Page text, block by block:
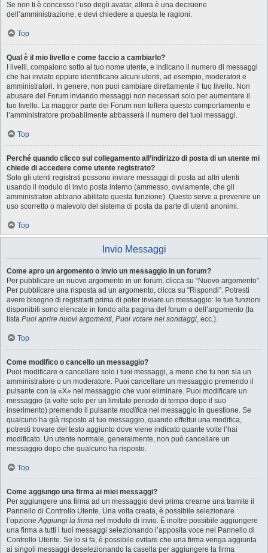
Se non ti è concesso l’uso degli avatar, allora è una decisione
dell’amministrazione, e devi chiedere a questa le ragioni.
Top
Qual è il mio livello e come faccio a cambiarlo?
I livelli, compaiono sotto al tuo nome utente, e indicano il numero di messaggi
che hai inviato oppure identificano alcuni utenti, ad esempio, moderatori e
amministratori. In genere, non puoi cambiare direttamente il tuo livello. Non
abusare del Forum inviando messaggi non necessari solo per aumentare il
tuo livello. La maggior parte dei Forum non tollera questo comportamento e
l’amministratore probabilmente abbasserà il numero dei tuoi messaggi.
Top
Perché quando clicco sul collegamento all’indirizzo di posta di un utente mi
chiede di accedere come utente registrato?
Solo gli utenti registrati possono inviare messaggi di posta ad altri utenti
usando il modulo di invio posta interno (ammesso, ovviamente, che gli
amministratori abbiano abilitato questa funzione). Questo serve a prevenire un
uso scorretto o malevolo del sistema di posta da parte di utenti anonimi.
Top
Invio Messaggi
Come apro un argomento o invio un messaggio in un forum?
Per pubblicare un nuovo argomento in un forum, clicca su “Nuovo argomento”.
Per pubblicare una risposta ad un argomento, clicca su “Rispondi”. Potresti
avere bisogno di registrarti prima di poter inviare un messaggio: le tue funzioni
disponibili sono elencate in fondo alla pagina del forum o dell’argomento (la
lista Puoi aprire nuovi argomenti, Puoi votare nei sondaggi, ecc.).
Top
Come modifico o cancello un messaggio?
Puoi modificare o cancellare solo i tuoi messaggi, a meno che tu non sia un
amministratore o un moderatore. Puoi cancellare un messaggio premendo il
pulsante con la «X» nel messaggio che vuoi eliminare. Puoi modificare un
messaggio (a volte solo per un limitato periodo di tempo dopo il suo
inserimento) premendo il pulsante modifica nel messaggio in questione. Se
qualcuno ha già risposto al tuo messaggio, quando effettui una modifica,
potresti trovare del testo aggiunto dove viene indicato quante volte l’hai
modificato. Un utente normale, generalmente, non può cancellare un
messaggio dopo che qualcuno ha risposto.
Top
Come aggiungo una firma ai miei messaggi?
Per aggiungere una firma ad un messaggio devi prima crearne una tramite il
Pannello di Controllo Utente. Una volta creata, è possibile selezionare
l’opzioneAggiungi la firma nel modulo di invio. È inoltre possibile aggiungere
una firma a tutti i tuoi messaggi selezionando l’apposita voce nel Pannello di
Controllo Utente. Se lo si fa, è possibile evitare che una firma venga aggiunta
ai singoli messaggi deselezionando la casella per aggiungere la firma